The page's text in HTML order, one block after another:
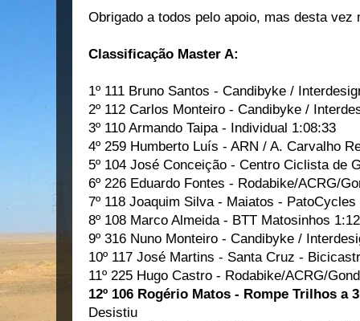
Obrigado a todos pelo apoio, mas desta vez
Classificação Master A:
1º 111 Bruno Santos - Candibyke /
2º 112 Carlos Monteiro - Candibyke /
3º 110 Armando Taipa - Individual 1:08:33
4º 259 Humberto Luís - ARN / A. Carvalho
5º 104 José Conceição - Centro Ciclista de
6º 226 Eduardo Fontes - Rodabike/ACRG/
7º 118 Joaquim Silva - Maiatos - PatoCycles
8º 108 Marco Almeida - BTT Matosinhos
9º 316 Nuno Monteiro - Candibyke /
10º 117 José Martins - Santa Cruz -
11º 225 Hugo Castro - Rodabike/ACRG/
12º 106 Rogério Matos - Rompe Trilhos a
Desistiu